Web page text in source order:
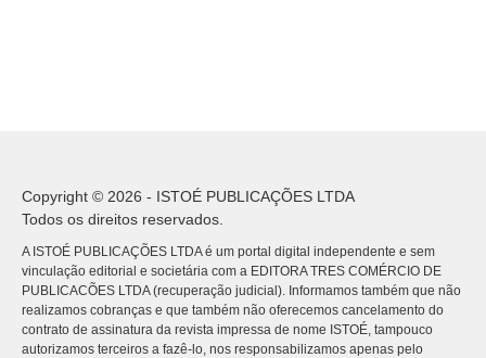
Copyright © 2026 - ISTOÉ PUBLICAÇÕES LTDA
Todos os direitos reservados.
A ISTOÉ PUBLICAÇÕES LTDA é um portal digital independente e sem
vinculação editorial e societária com a EDITORA TRES COMÉRCIO DE
PUBLICACÕES LTDA (recuperação judicial). Informamos também que não
realizamos cobranças e que também não oferecemos cancelamento do
contrato de assinatura da revista impressa de nome ISTOÉ, tampouco
autorizamos terceiros a fazê-lo, nos responsabilizamos apenas pelo